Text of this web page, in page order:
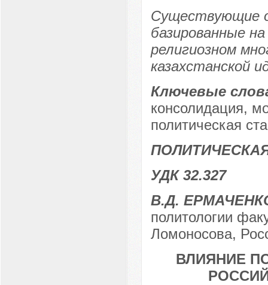
Существующие
базированные
религиозном
казахстанской
Ключевые
консолидация,
политическая
УДК 32.327
В.Д.
политологии
Ломоносова,
ВЛИЯНИЕ